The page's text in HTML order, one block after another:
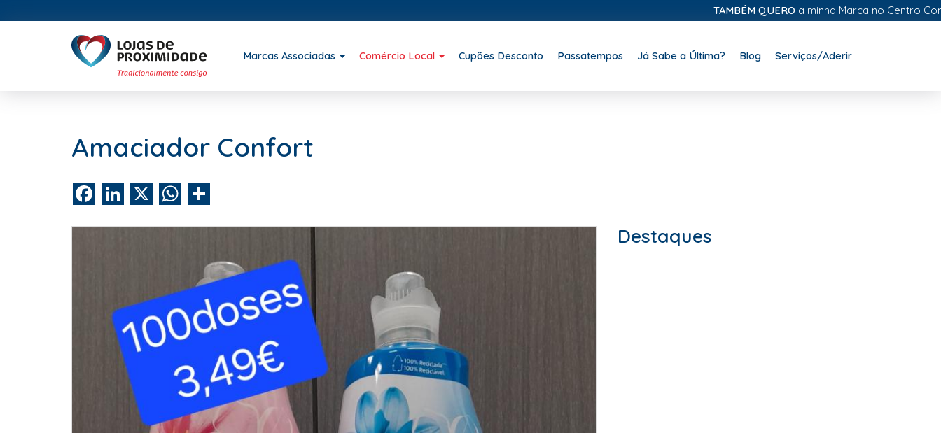
TAMBÉM QUEROa minha Marca no Centro
Marcas Associadas Comércio Local Cupões Desconto Passatempos Já Sabe a Última? Blog Serviços/Aderir
Amaciador Confort
FacebookLinkedIn WhatsApp
Destaques